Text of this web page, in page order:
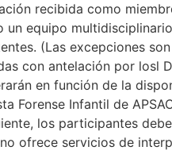
recibida como
un equipo
(Las excepciones
con antelación por losl
en función de la
Forense Infantil de
los participantes
ofrece servicios de